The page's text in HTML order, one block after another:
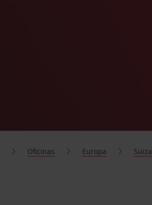
Oficinas Europa Suiza